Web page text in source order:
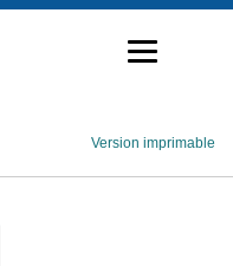
Version imprimable